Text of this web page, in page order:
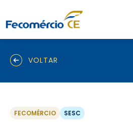
VOLTAR
FECOMÉRCIO SESC